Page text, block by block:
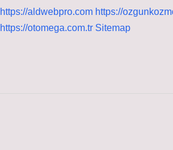
https://aldwebpro.com https://
https://otomega.com.tr Sitemap